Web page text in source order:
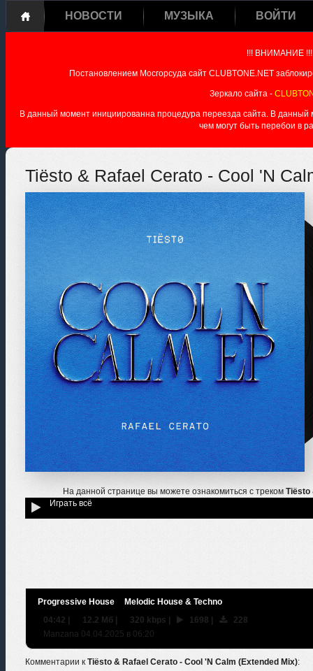
НОВОСТИ МУЗЫКА ВОЙТИ
!!! ВНИМАНИЕ !!!
Постановлением Мосгорсуда сайт CLUBTONE.NET
Зеркало сайта -
В данный момент инициированна процедура переезда сайта. В данный
чем могут быть перебои в
Tiësto & Rafael Cerato - Cool 'N
На данной странице вы можете ознакомиться с треком Tiësto
Играть всё
Progressive House
Melodic House & Techno
04:42 | 12.2 Мб | 320 kbps | 1698 |
228
Manzana 04.04.2025 в 06:20
Комментарии к Tiësto & Rafael Cerato - Cool 'N Calm (Extended Mix):